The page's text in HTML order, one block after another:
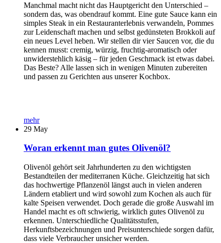
Manchmal macht nicht das Hauptgericht den Unterschied –
sondern das, was obendrauf kommt. Eine gute Sauce kann ein
simples Steak in ein Restauranterlebnis verwandeln, Pommes
zur Leidenschaft machen und selbst gedünsteten Brokkoli auf
ein neues Level heben. Wir stellen dir vier Saucen vor, die du
kennen musst: cremig, würzig, fruchtig-aromatisch oder
unwiderstehlich käsig – für jeden Geschmack ist etwas dabei.
Das Beste? Alle lassen sich in wenigen Minuten zubereiten
und passen zu Gerichten aus unserer Kochbox.
mehr
29 May
Woran erkennt man gutes Olivenöl?
Olivenöl gehört seit Jahrhunderten zu den wichtigsten
Bestandteilen der mediterranen Küche. Gleichzeitig hat sich
das hochwertige Pflanzenöl längst auch in vielen anderen
Ländern etabliert und wird sowohl zum Kochen als auch für
kalte Speisen verwendet. Doch gerade die große Auswahl im
Handel macht es oft schwierig, wirklich gutes Olivenöl zu
erkennen. Unterschiedliche Qualitätsstufen,
Herkunftsbezeichnungen und Preisunterschiede sorgen dafür,
dass viele Verbraucher unsicher werden.